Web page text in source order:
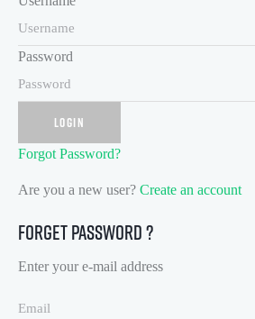
Password
LOGIN
Forgot Password?
Are you a new user? Create an account
Forget Password ?
Enter your e-mail address